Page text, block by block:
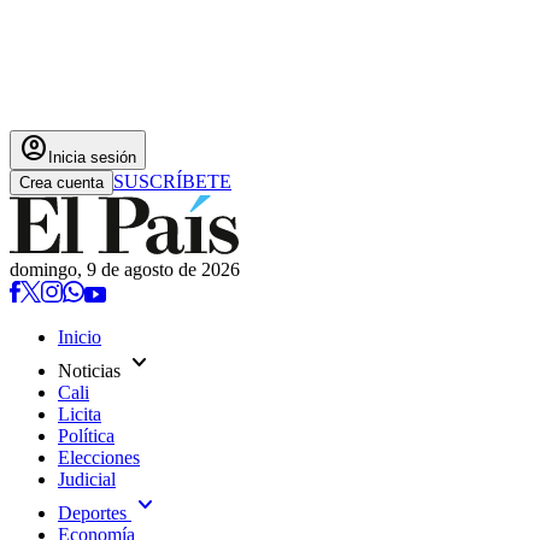
account_circle Inicia sesión
Crea cuenta SUSCRÍBETE
domingo, 9 de agosto de 2026
Inicio
Noticias expand_more
Cali
Licita
Política
Elecciones
Judicial
Deportes expand_more
Economía